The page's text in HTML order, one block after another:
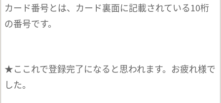
カード番号とは、カード裏面に記載されている10桁
の番号です。
★ここれで登録完了になると思われます。お疲れ様で
した。